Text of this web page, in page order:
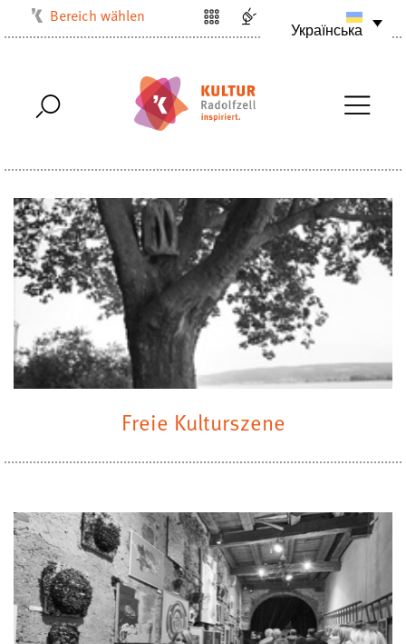
Bereich wählen
Musikschule
Stadtmuseum
Stadtbibliothek
Villa Bosch
Radolfzell1200
Українська
Freie Kulturszene